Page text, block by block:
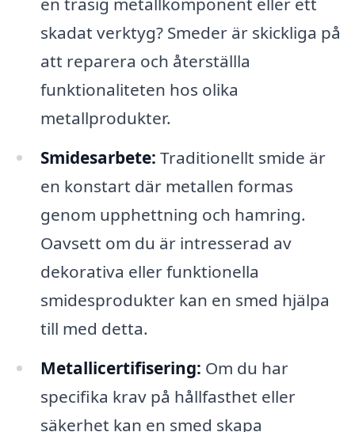
skadat verktyg? Smeder är skickliga på
att reparera och återställla
funktionaliteten hos olika
metallprodukter.
Smidesarbete: Traditionellt smide är
en konstart där metallen formas
genom upphettning och hamring.
Oavsett om du är intresserad av
dekorativa eller funktionella
smidesprodukter kan en smed hjälpa
till med detta.
Metallicertifisering: Om du har
specifika krav på hållfasthet eller
säkerhet kan en smed skapa